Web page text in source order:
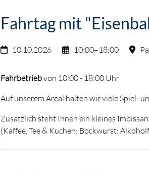
Fahrtag mit
10.10.2026 10:00–18:00
Fahrbetriebvon 10:00 - 18:00 Uhr
Auf unserem Areal halten wir viele Spiel-
Zusätzlich steht Ihnen ein kleines
(Kaffee, Tee & Kuchen; Bockwurst;